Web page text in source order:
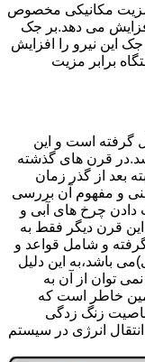
مکانیکی مخصوص
می دهد.بر جک
این نیرو را افزایش
برابر مزیت
گرفته است و این
قرن های گذشته
بعد از گذر زمان
و مفهوم آن بررسی
دادن چرخ های آبی و
قرن دیگر فقط به
و شامل قواعد و
باشد،به این دلیل
توان از آن به
خاطر است که
زنگ زدگی
انرژی در سیستم